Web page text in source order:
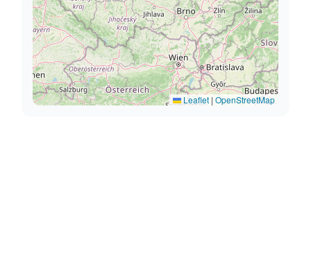
Leaflet | OpenStreetMap